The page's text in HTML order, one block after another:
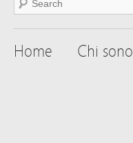
Home Chi sono